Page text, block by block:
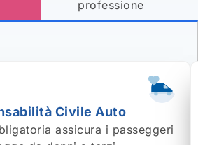
approfondire qui sotto.
professione
Civile Auto
assicura i passeggeri